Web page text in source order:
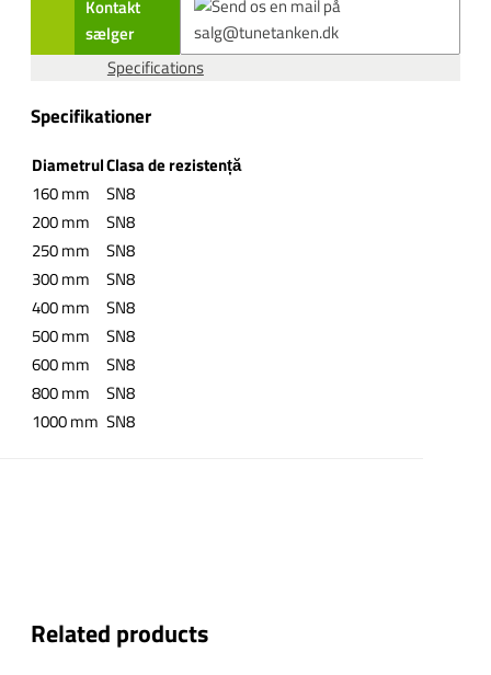
Kontakt
sælger
Specifications
Specifikationer
DiametrulClasa de rezistență
160 mm
SN8
200 mm
SN8
250 mm
SN8
300 mm
SN8
400 mm
SN8
500 mm
SN8
600 mm
SN8
800 mm
SN8
1000 mm SN8
Related products